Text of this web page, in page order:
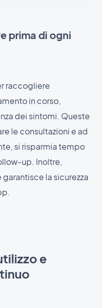
prima di ogni
raccogliere
in corso,
dei sintomi. Queste
le consultazioni e ad
si risparmia tempo
up. Inoltre,
la sicurezza
e